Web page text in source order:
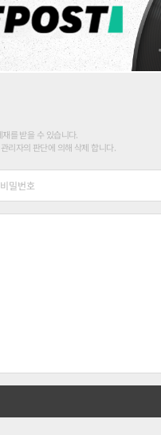
를 받을 수 있습니다.
리자의 판단에 의해 삭제 합니다.